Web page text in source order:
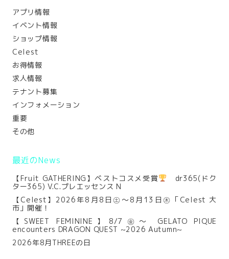
アプリ情報
イベント情報
ショップ情報
Celest
お得情報
求人情報
テナント募集
インフォメーション
重要
その他
最近のNews
【Fruit GATHERING】ベストコスメ受賞
dr365(ドク
ター365) V.C.プレエッセンス N
【Celest】2026年8月8日㊏～8月13日㊍「Celest 大
市」開催！
【SWEET FEMININE】8/7㊎～ GELATO PIQUE
encounters DRAGON QUEST ~2026 Autumn~
2026年8月THREEの日